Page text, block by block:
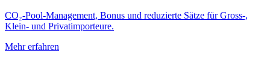
CO₂-Pool-Management, Bonus und reduzierte Sätze für Gross-,
Klein- und Privatimporteure.
Mehr erfahren